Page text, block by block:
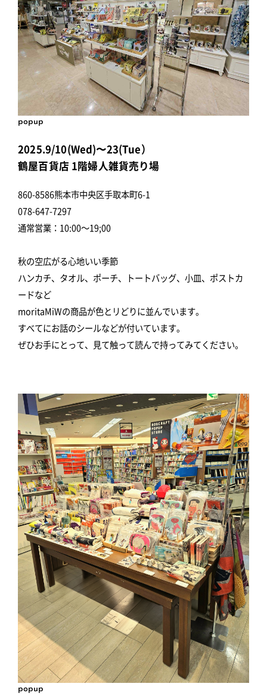
popup
2025.9/10(Wed)〜23(Tue）
鶴屋百貨店 1階婦人雑貨売り場
860-8586熊本市中央区手取本町6-1
078-647-7297
通常営業：10:00～19;00
秋の空広がる心地いい季節
ハンカチ、タオル、ポーチ、トートバッグ、小皿、ポストカ
ードなど
moritaMiWの商品が色とリどりに並んでいます。
すべてにお話のシールなどが付いています。
ぜひお手にとって、見て触って読んで持ってみてください。
popup